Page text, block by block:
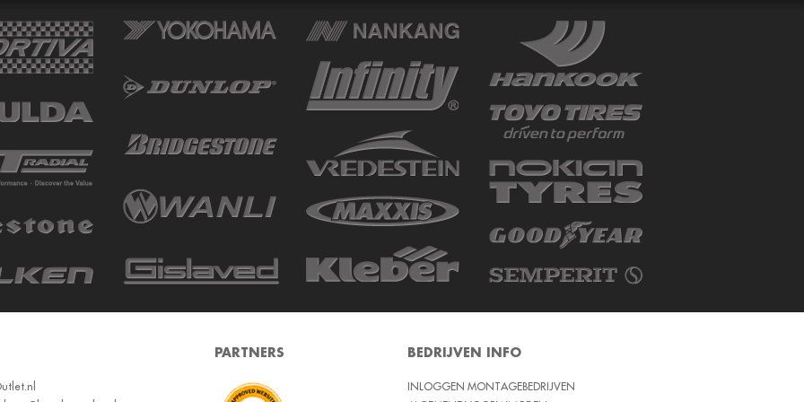
PARTNERS BEDRIJVEN INFO
INLOGGEN MONTAGEBEDRIJVEN